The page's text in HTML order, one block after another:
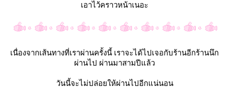
เอาไว้คราวหน้าเนอะ
เนื่องจากเส้นทางที่เราผ่านครั้งนี้ เราจะได้ไปเจอกับร้านอีกร้านนึก
ผ่านไป ผ่านมาสามปีแล้ว
วันนี้จะไม่ปล่อยให้ผ่านไปอีกแน่นอน